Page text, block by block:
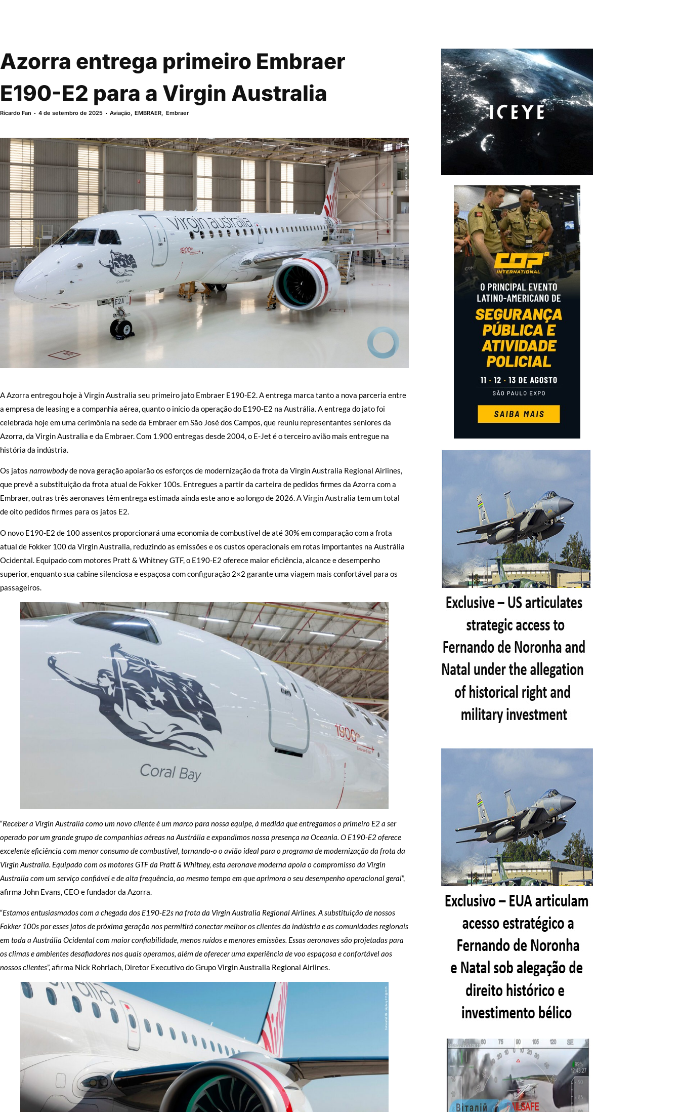
Azorra entrega primeiro Embraer
E190-E2 para a Virgin Australia
Ricardo Fan 4 de setembro de 2025 Aviação,EMBRAER, Embraer
A Azorra entregou hoje à Virgin Australia seu primeiro jato Embraer E190-E2. A entrega marca tanto a nova parceria entre
a empresa de leasing e a companhia aérea, quanto o início da operação do E190-E2 na Austrália. A entrega do jato foi
celebrada hoje em uma cerimônia na sede da Embraer em São José dos Campos, que reuniu representantes seniores da
Azorra, da Virgin Australia e da Embraer. Com 1.900 entregas desde 2004, o E-Jet é o terceiro avião mais entregue na
história da indústria.
Os jatos narrowbodyde nova geração apoiarão os esforços de modernização da frota da Virgin Australia Regional Airlines,
que prevê a substituição da frota atual de Fokker 100s. Entregues a partir da carteira de pedidos firmes da Azorra com a
Embraer, outras três aeronaves têm entrega estimada ainda este ano e ao longo de 2026. A Virgin Australia tem um total
de oito pedidos firmes para os jatos E2.
O novo E190-E2 de 100 assentos proporcionará uma economia de combustível de até 30% em comparação com a frota
atual de Fokker 100 da Virgin Australia, reduzindo as emissões e os custos operacionais em rotas importantes na Austrália
Ocidental. Equipado com motores Pratt & Whitney GTF, o E190-E2 oferece maior eficiência, alcance e desempenho
superior, enquanto sua cabine silenciosa e espaçosa com configuração 2×2 garante uma viagem mais confortável para os
passageiros.
“Receber a Virgin Australia como um novo cliente é um marco para nossa equipe, à medida que entregamos o primeiro E2 a ser
operado por um grande grupo de companhias aéreas na Austrália e expandimos nossa presença na Oceania. O E190-E2 oferece
excelente eficiência com menor consumo de combustível, tornando-o o avião ideal para o programa de modernização da frota da
Virgin Australia. Equipado com os motores GTF da Pratt & Whitney, esta aeronave moderna apoia o compromisso da Virgin
Australia com um serviço confiável e de alta frequência, ao mesmo tempo em que aprimora o seu desempenho operacional geral”,
afirma John Evans, CEO e fundador da Azorra.
“Estamos entusiasmados com a chegada dos E190-E2s na frota da Virgin Australia Regional Airlines. A substituição de nossos
Fokker 100s por esses jatos de próxima geração nos permitirá conectar melhor os clientes da indústria e as comunidades regionais
em toda a Austrália Ocidental com maior confiabilidade, menos ruídos e menores emissões. Essas aeronaves são projetadas para
os climas e ambientes desafiadores nos quais operamos, além de oferecer uma experiência de voo espaçosa e confortável aos
nossos clientes”, afirma Nick Rohrlach, Diretor Executivo do Grupo Virgin Australia Regional Airlines.